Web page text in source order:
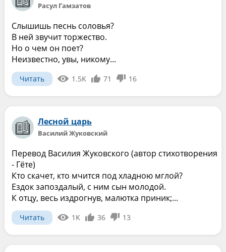
Расул Гамзатов
Слышишь песнь соловья?
В ней звучит торжество.
Но о чем он поет?
Неизвестно, увы, никому...
Читать 1.5K 71 16
Лесной царь
Василий Жуковский
Перевод Василия Жуковского (автор стихотворения
- Гёте)
Кто скачет, кто мчится под хладною мглой?
Ездок запоздалый, с ним сын молодой.
К отцу, весь издрогнув, малютка приник;...
Читать 1K 36 13